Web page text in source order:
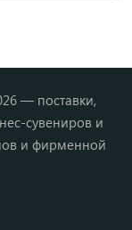
— поставки,
сувениров и
и фирменной